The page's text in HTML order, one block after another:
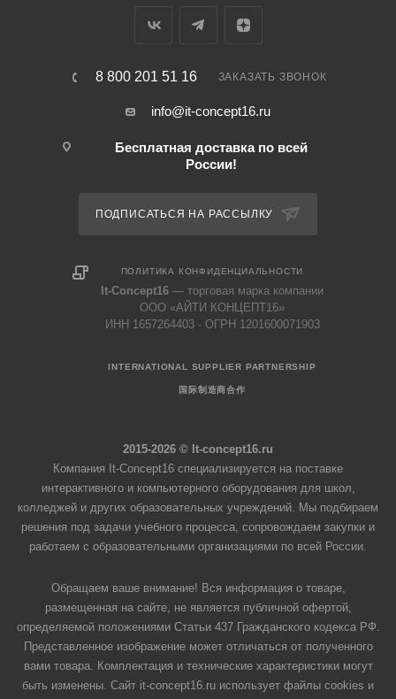
8 800 201 51 16 ЗАКАЗАТЬ ЗВОНОК
info@it-concept16.ru
Бесплатная доставка по всей
России!
ПОДПИСАТЬСЯ НА РАССЫЛКУ
ПОЛИТИКА КОНФИДЕНЦИАЛЬНОСТИ
It-Concept16 — торговая марка компании
ООО «АЙТИ КОНЦЕПТ16»
ИНН 1657264403 · ОГРН 1201600071903
INTERNATIONAL SUPPLIER PARTNERSHIP
国际制造商合作
2015-2026 © It-concept16.ru
Компания It-Concept16 специализируется на поставке
интерактивного и компьютерного оборудования для школ,
колледжей и других образовательных учреждений. Мы подбираем
решения под задачи учебного процесса, сопровождаем закупки и
работаем с образовательными организациями по всей России.
Обращаем ваше внимание! Вся информация о товаре,
размещенная на сайте, не является публичной офертой,
определяемой положениями Статьи 437 Гражданского кодекса РФ.
Представленное изображение может отличаться от полученного
вами товара. Комплектация и технические характеристики могут
быть изменены. Сайт it-concept16.ru использует файлы cookies и